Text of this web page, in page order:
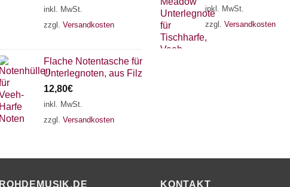
inkl. MwSt.
zzgl. Versandkosten
Flache Notentasche für
Unterlegnoten, aus Filz
12,80€
inkl. MwSt.
zzgl. Versandkosten
inkl. MwSt.
zzgl. Versandkosten
ROHDEMUSIK.DE KONTAKT